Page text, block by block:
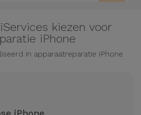
kiezen voor
iPhone
in apparaatreparatie iPhone